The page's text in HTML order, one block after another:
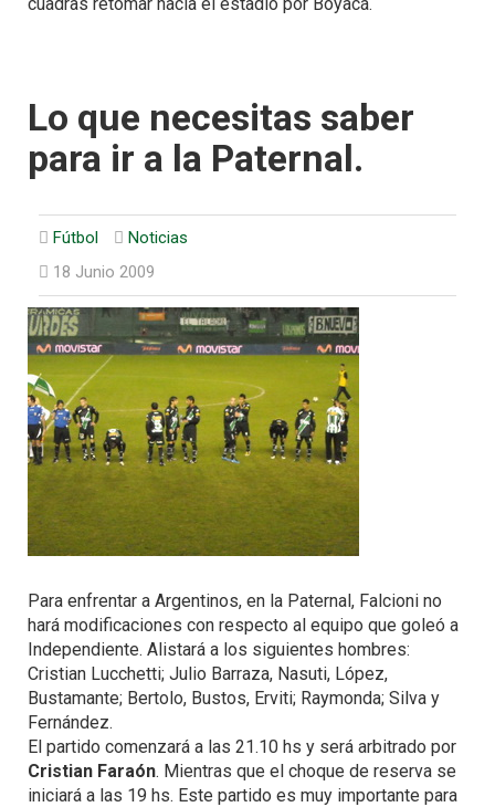
Lo que necesitas saber
para ir a la Paternal.
Fútbol
Noticias
18 Junio 2009
Para enfrentar a Argentinos, en la Paternal, Falcioni no
hará modificaciones con respecto al equipo que goleó a
Independiente. Alistará a los siguientes hombres:
Cristian Lucchetti; Julio Barraza, Nasuti, López,
Bustamante; Bertolo, Bustos, Erviti; Raymonda; Silva y
Fernández.
El partido comenzará a las 21.10 hs y será arbitrado por
Cristian Faraón. Mientras que el choque de reserva se
iniciará a las 19 hs. Este partido es muy importante para